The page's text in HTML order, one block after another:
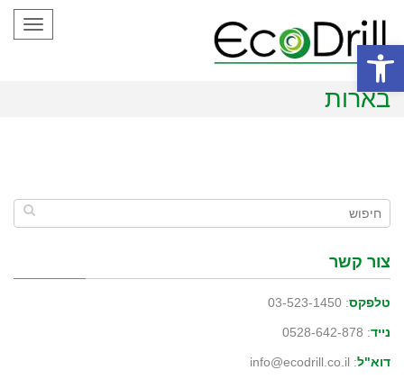
פתח סרגל נגישות
בארות
צור קשר
טלפקס: 03-523-1450
נייד: 0528-642-878
דוא"ל: info@ecodrill.co.il